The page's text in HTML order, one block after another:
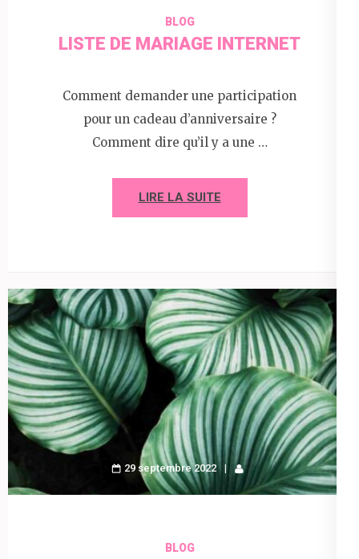
BLOG
LISTE DE MARIAGE INTERNET
Comment demander une participation
pour un cadeau d’anniversaire ?
Comment dire qu’il y a une …
LIRE LA SUITE
29 septembre 2022
BLOG